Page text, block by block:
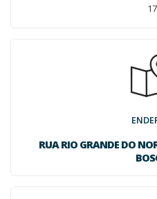
RUA RIO GRANDE DO